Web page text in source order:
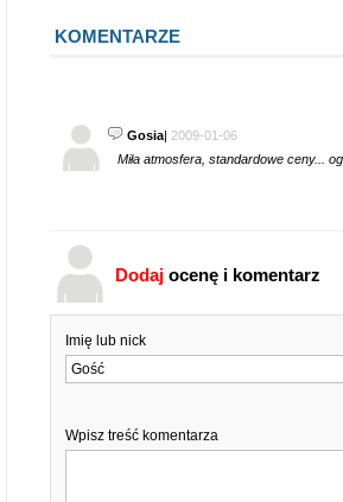
KOMENTARZE
Gosia| 2009-01-06
Miła atmosfera, standardowe ceny...
Dodaj ocenę i komentarz
Imię lub nick
Wpisz treść komentarza